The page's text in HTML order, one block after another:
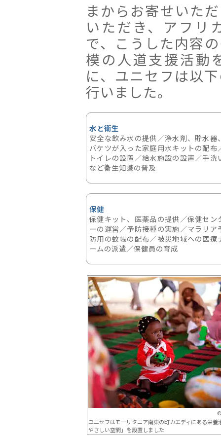
まからお寄せいた
いただき、アフリ
で、こうした内容
模の人道支援活動
に、ユニセフは以
行いました。
水と衛生
安全な飲み水の提供／浄水剤、貯水器
バケツが入った家庭用水キットの配布
トイレの設置／給水施設の設置／手洗
など衛生知識の普及
保健
保健キット、医薬品の提供／保健セン
ーの運営／予防接種の実施／マラリア
防用の蚊帳の配布／被災地域への医療
ームの派遣／保健員の育成
ユニセフはモーリタニア南東の町カエディにある栄
やさしい空間」を設置しました